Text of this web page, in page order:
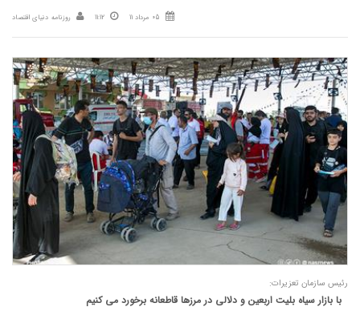
05 مرداد 11 11:12 روزنامه دنیای اقتصاد
رئیس سازمان تعزیرات:
با بازار سیاه بلیت اربعین و دلالی در مرزها قاطعانه برخورد می‌ کنیم